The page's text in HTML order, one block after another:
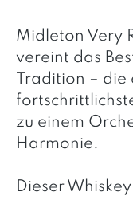
Midleton Very
vereint das
Tradition – die
zu einem
Harmonie.
Dieser